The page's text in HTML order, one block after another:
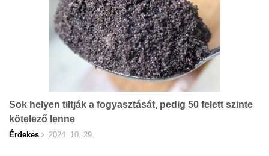
Sok helyen tiltják a fogyasztását, pedig 50 felett szinte
kötelező lenne
Érdekes 2024. 10. 29.